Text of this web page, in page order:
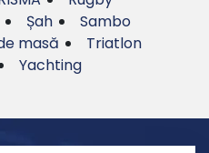
Șah
Sambo
masă
Triatlon
Yachting